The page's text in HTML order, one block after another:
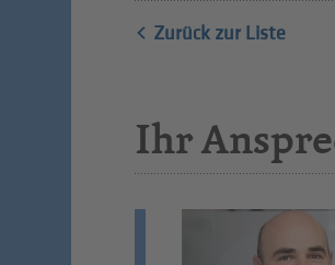
Zurück zur Liste
Ihr